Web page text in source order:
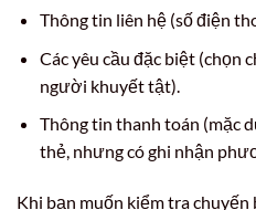
Thông tin liên hệ (số điện
Các yêu cầu đặc biệt (chọn
người khuyết tật).
Thông tin thanh toán (mặc
thẻ, nhưng có ghi nhận
Khi bạn muốn kiểm tra